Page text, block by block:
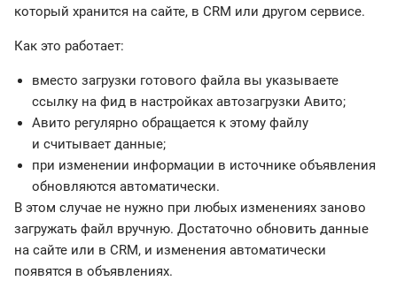
который хранится на сайте, в CRM или другом сервисе.
Как это работает:
вместо загрузки готового файла вы указываете
ссылку на фид в настройках автозагрузки Авито;
Авито регулярно обращается к этому файлу
и считывает данные;
при изменении информации в источнике объявления
обновляются автоматически.
В этом случае не нужно при любых изменениях заново
загружать файл вручную. Достаточно обновить данные
на сайте или в CRM, и изменения автоматически
появятся в объявлениях.